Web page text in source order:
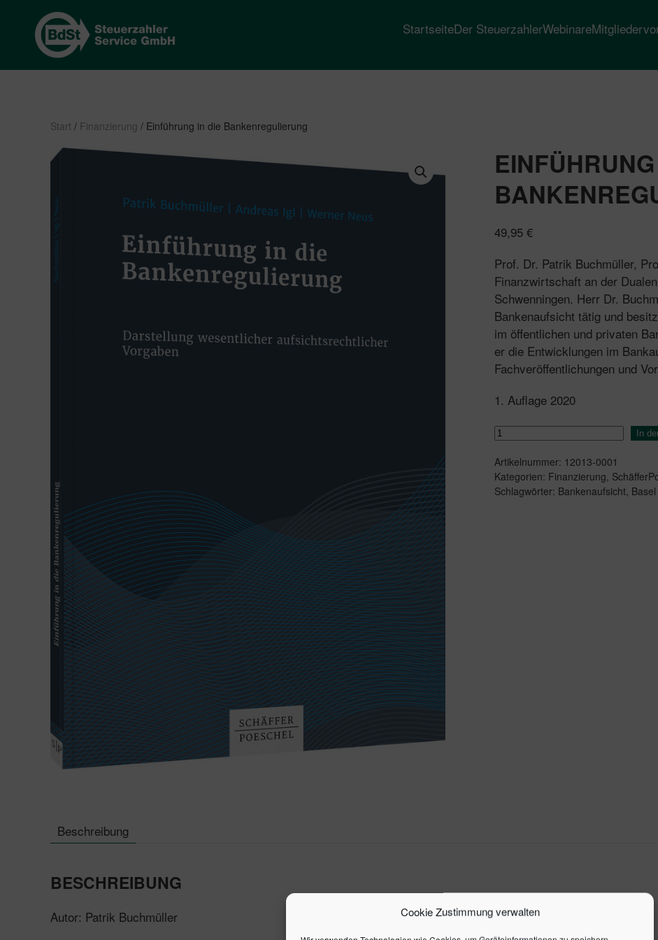
Cookie Zustimmung verwalten
StartseiteDer SteuerzahlerWebinare
Start / Finanzierung / Einführung in die Bankenregulierung
49,95 €
Prof. Dr. Patrik Buchmüller,
Finanzwirtschaft an der
Schwenningen. Herr Dr.
Bankenaufsicht tätig und
im öffentlichen und privaten
er die Entwicklungen im
Fachveröffentlichungen und
1. Auflage 2020
Einführung
die
Bankenregulierung
Menge
In
Artikelnummer: 12013-0001
Kategorien: Finanzierung,
Schlagwörter: Bankenaufsicht,
Beschreibung
BESCHREIBUNG
Autor: Patrik Buchmüller